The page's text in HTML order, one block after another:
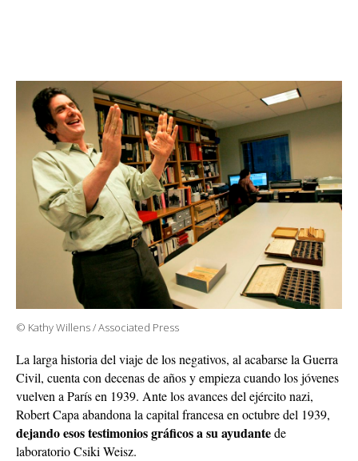
© Kathy Willens / Associated Press
La larga historia del viaje de los negativos, al acabarse la Guerra
Civil, cuenta con decenas de años y empieza cuando los jóvenes
vuelven a París en 1939. Ante los avances del ejército nazi,
Robert Capa abandona la capital francesa en octubre del 1939,
dejando esos testimonios gráficos a su ayudantede
laboratorio Csiki Weisz.